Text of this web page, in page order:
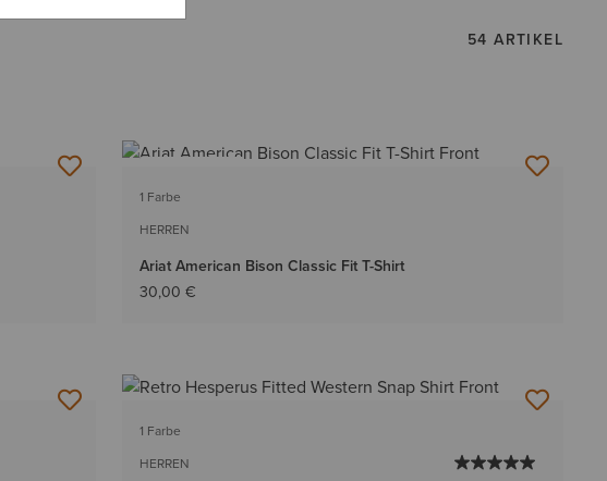
54 ARTIKEL
1 Farbe
HERREN
Ariat American Bison Classic Fit T-Shirt
30,00 €
1 Farbe
HERREN